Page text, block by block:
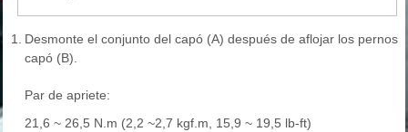
1. Desmonte el conjunto del capó (A) después de aflojar los pernos
capó (B).
Par de apriete:
21,6 ~ 26,5 N.m (2,2 ~2,7 kgf.m, 15,9 ~ 19,5 lb-ft)